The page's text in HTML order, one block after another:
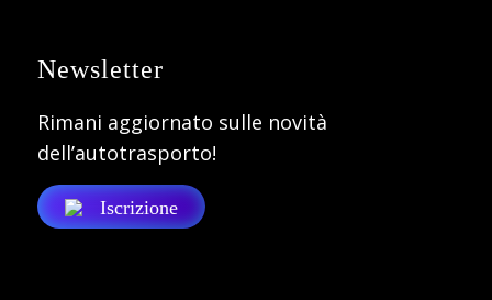
Newsletter
Rimani aggiornato sulle novità
dell’autotrasporto!
Iscrizione